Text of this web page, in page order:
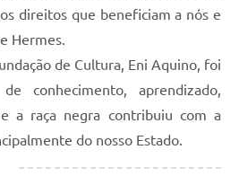
direitos que beneficiam a nós e
Hermes.
de Cultura, Eni Aquino, foi
conhecimento, aprendizado,
a raça negra contribuiu com a
do nosso Estado.